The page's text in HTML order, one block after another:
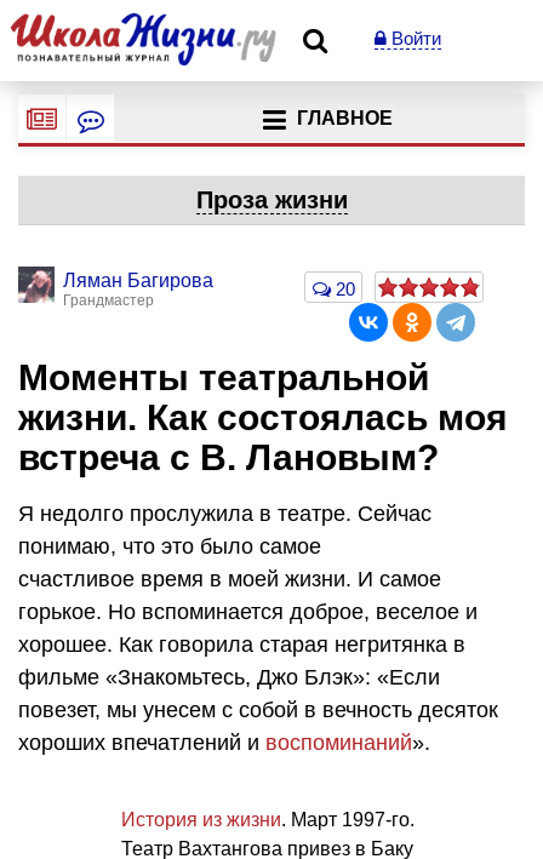
Войти
ГЛАВНОЕ
Проза жизни
Ляман Багирова
Грандмастер
20
Моменты театральной
жизни. Как состоялась моя
встреча с В. Лановым?
Я недолго прослужила в театре. Сейчас
понимаю, что это было самое
счастливое время в моей жизни. И самое
горькое. Но вспоминается доброе, веселое и
хорошее. Как говорила старая негритянка в
фильме «Знакомьтесь, Джо Блэк»: «Если
повезет, мы унесем с собой в вечность десяток
хороших впечатлений и воспоминаний».
История из жизни. Март 1997-го.
Театр Вахтангова привез в Баку